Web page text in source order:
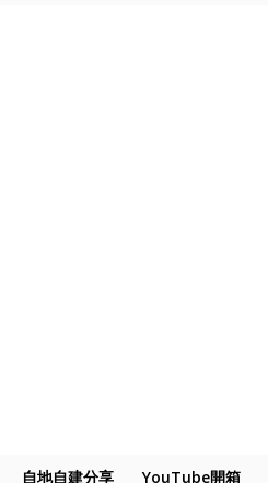
自地自建分享 YouTube開箱